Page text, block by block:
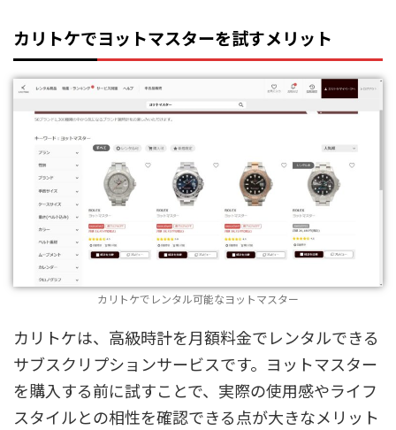
カリトケでヨットマスターを試すメリット
カリトケでレンタル可能なヨットマスター
カリトケは、高級時計を月額料金でレンタルできる
サブスクリプションサービスです。ヨットマスター
を購入する前に試すことで、実際の使用感やライフ
スタイルとの相性を確認できる点が大きなメリット